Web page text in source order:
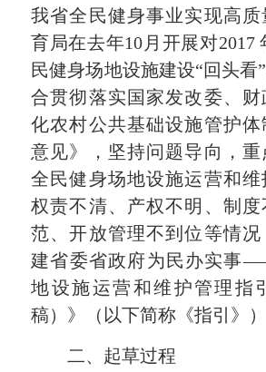
我省全民健身事业实现高
育局在去年10月开展对2017
民健身场地设施建设“回头看
合贯彻落实国家发改委、
化农村公共基础设施管护
意见》，坚持问题导向，
全民健身场地设施运营和
权责不清、产权不明、制
范、开放管理不到位等情
建省委省政府为民办实事
地设施运营和维护管理指
稿）》（以下简称《指引》）
二、起草过程